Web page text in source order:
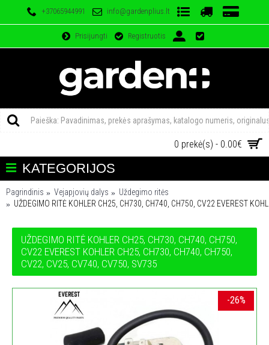
+37065944991 info@gardenplius.lt
Prisijungti Registruotis
0 prekė(s) - 0.00€
KATEGORIJOS
Pagrindinis Vejapjovių dalys
Uždegimo ritės
UŽDEGIMO RITĖ KOHLER CH25, CH730, CH740, CH750, CV22 EVEREST
UŽDEGIMO RITĖ KOHLER CH25, CH730, CH740, CH750,
CV22 EVEREST KOHLER CH25, CH730, CH740, CH750,
CV22, CV25, CV740, CV750, SV735
-26%